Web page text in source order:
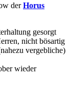
derHorus
gesorgt
nicht bösartig
vergebliche)
wieder